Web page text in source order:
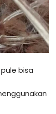
bisa